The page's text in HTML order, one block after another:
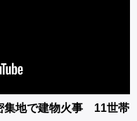
集地で建物火事 11世帯